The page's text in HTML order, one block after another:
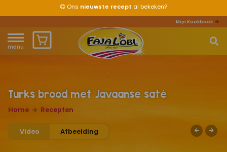
😋 Ons nieuwste recept al bekeken?
Mijn Kookboek
menu
Waar ben je naar op zoek?
Home
Over ons
Turks brood met Javaanse saté
Home Recepten
Video Afbeelding